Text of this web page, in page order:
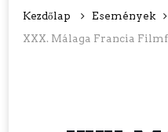
Kezdőlap
Események
XXX. Málaga Francia